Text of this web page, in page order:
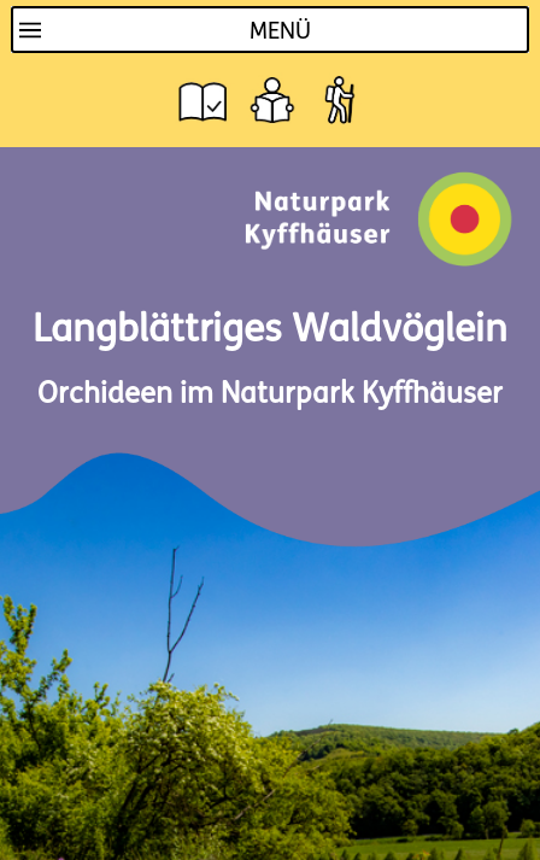
MENÜ
Langblättriges Waldvöglein
Orchideen im Naturpark Kyffhäuser